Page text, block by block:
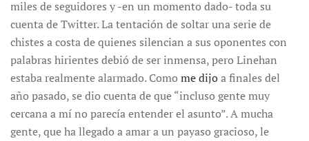
miles de seguidores y -en un momento dado- toda su
cuenta de Twitter. La tentación de soltar una serie de
chistes a costa de quienes silencian a sus oponentes con
palabras hirientes debió de ser inmensa, pero Linehan
estaba realmente alarmado. Como me dijoa finales del
año pasado, se dio cuenta de que “incluso gente muy
cercana a mí no parecía entender el asunto”. A mucha
gente, que ha llegado a amar a un payaso gracioso, le